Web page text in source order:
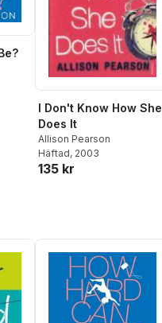
I Don't Know How She
Does It
Allison Pearson
Häftad, 2003
135 kr